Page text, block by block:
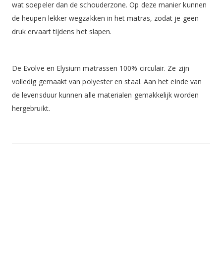
wat soepeler dan de schouderzone. Op deze manier kunnen
de heupen lekker wegzakken in het matras, zodat je geen
druk ervaart tijdens het slapen.
De Evolve en Elysium matrassen 100% circulair. Ze zijn
volledig gemaakt van polyester en staal. Aan het einde van
de levensduur kunnen alle materialen gemakkelijk worden
hergebruikt.